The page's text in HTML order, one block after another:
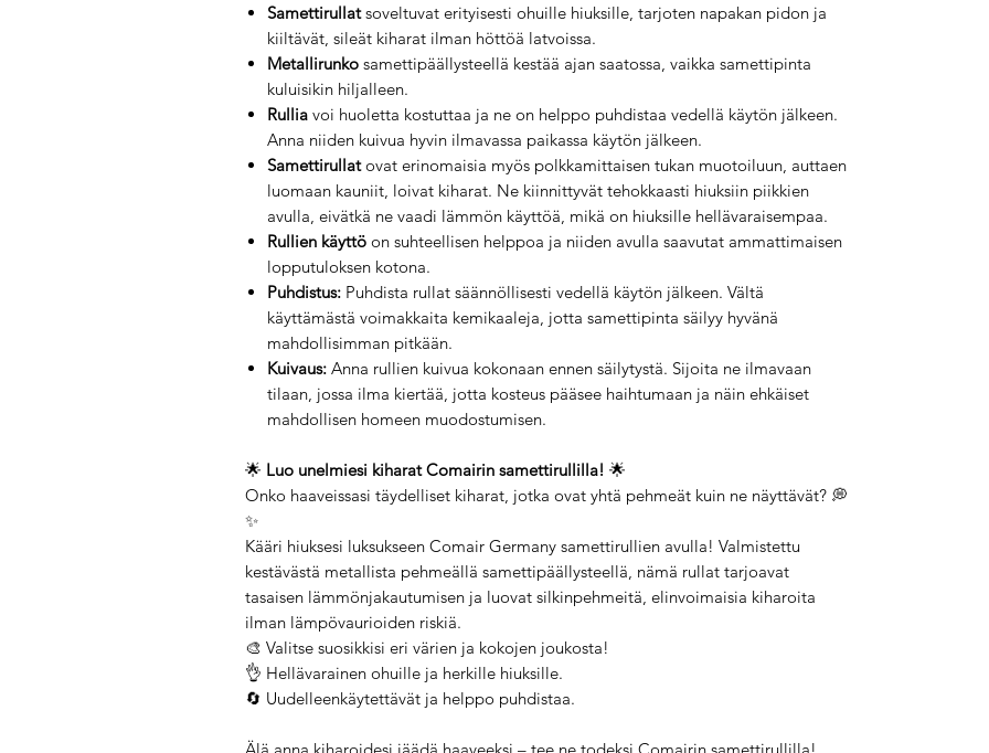
Samettirullatsoveltuvat erityisesti ohuille hiuksille, tarjoten napakan pidon ja
kiiltävät, sileät kiharat ilman höttöä latvoissa.
Metallirunko samettipäällysteellä kestää ajan saatossa, vaikka samettipinta
kuluisikin hiljalleen.
Rullia voi huoletta kostuttaa ja ne on helppo puhdistaa vedellä käytön jälkeen.
Anna niiden kuivua hyvin ilmavassa paikassa käytön jälkeen.
Samettirullatovat erinomaisia myös polkkamittaisen tukan muotoiluun, auttaen
luomaan kauniit, loivat kiharat. Ne kiinnittyvät tehokkaasti hiuksiin piikkien
avulla, eivätkä ne vaadi lämmön käyttöä, mikä on hiuksille hellävaraisempaa.
Rullien käyttö on suhteellisen helppoa ja niiden avulla saavutat ammattimaisen
lopputuloksen kotona.
Puhdistus: Puhdista rullat säännöllisesti vedellä käytön jälkeen. Vältä
käyttämästä voimakkaita kemikaaleja, jotta samettipinta säilyy hyvänä
mahdollisimman pitkään.
Kuivaus: Anna rullien kuivua kokonaan ennen säilytystä. Sijoita ne ilmavaan
tilaan, jossa ilma kiertää, jotta kosteus pääsee haihtumaan ja näin ehkäiset
mahdollisen homeen muodostumisen.
🌟 Luo unelmiesi kiharat Comairin samettirullilla! 🌟
Onko haaveissasi täydelliset kiharat, jotka ovat yhtä pehmeät kuin ne näyttävät? 💭
✨
Kääri hiuksesi luksukseen Comair Germany samettirullien avulla! Valmistettu
kestävästä metallista pehmeällä samettipäällysteellä, nämä rullat tarjoavat
tasaisen lämmönjakautumisen ja luovat silkinpehmeitä, elinvoimaisia kiharoita
ilman lämpövaurioiden riskiä.
🎨 Valitse suosikkisi eri värien ja kokojen joukosta!
👌 Hellävarainen ohuille ja herkille hiuksille.
🔄 Uudelleenkäytettävät ja helppo puhdistaa.
Älä anna kiharoidesi jäädä haaveeksi – tee ne todeksi Comairin samettirullilla!